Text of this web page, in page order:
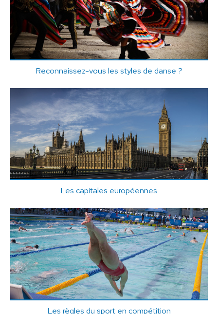
Reconnaissez-vous les styles de danse ?
Les capitales européennes
Les règles du sport en compétition